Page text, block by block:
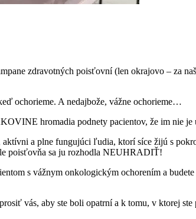
zdravotných poisťovní (len okrajovo – za
ochorieme. A nedajbože, vážne ochorieme…
hromadia podnety pacientov, že im nie je
a plne fungujúci ľudia, ktorí síce žijú s
poisťovňa sa ju rozhodla NEUHRADIŤ!
s vážnym onkologickým ochorením a
vás, aby ste boli opatrní a k tomu, v ktorej